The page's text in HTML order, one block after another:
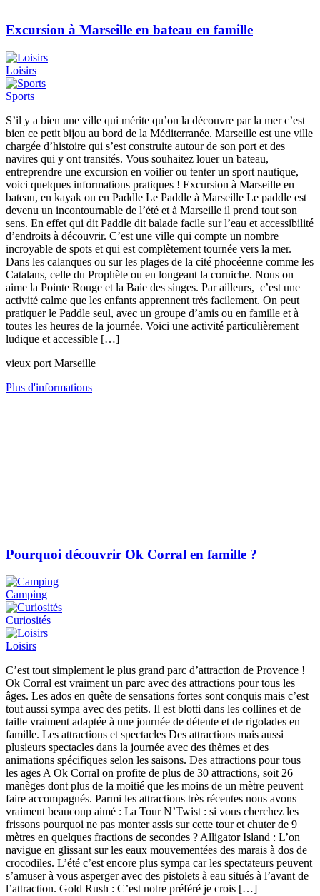
Excursion à Marseille en bateau en famille
Loisirs
Sports
S’il y a bien une ville qui mérite qu’on la découvre par la mer c’est
bien ce petit bijou au bord de la Méditerranée. Marseille est une ville
chargée d’histoire qui s’est construite autour de son port et des
navires qui y ont transités. Vous souhaitez louer un bateau,
entreprendre une excursion en voilier ou tenter un sport nautique,
voici quelques informations pratiques ! Excursion à Marseille en
bateau, en kayak ou en Paddle Le Paddle à Marseille Le paddle est
devenu un incontournable de l’été et à Marseille il prend tout son
sens. En effet qui dit Paddle dit balade facile sur l’eau et accessibilité
d’endroits à découvrir. C’est une ville qui compte un nombre
incroyable de spots et qui est complètement tournée vers la mer.
Dans les calanques ou sur les plages de la cité phocéenne comme les
Catalans, celle du Prophète ou en longeant la corniche. Nous on
aime la Pointe Rouge et la Baie des singes. Par ailleurs, c’est une
activité calme que les enfants apprennent très facilement. On peut
pratiquer le Paddle seul, avec un groupe d’amis ou en famille et à
toutes les heures de la journée. Voici une activité particulièrement
ludique et accessible […]
vieux port Marseille
Plus d'informations
Pourquoi découvrir Ok Corral en famille ?
Camping
Curiosités
Loisirs
C’est tout simplement le plus grand parc d’attraction de Provence !
Ok Corral est vraiment un parc avec des attractions pour tous les
âges. Les ados en quête de sensations fortes sont conquis mais c’est
tout aussi sympa avec des petits. Il est blotti dans les collines et de
taille vraiment adaptée à une journée de détente et de rigolades en
famille. Les attractions et spectacles Des attractions mais aussi
plusieurs spectacles dans la journée avec des thèmes et des
animations spécifiques selon les saisons. Des attractions pour tous
les ages A Ok Corral on profite de plus de 30 attractions, soit 26
manèges dont plus de la moitié que les moins de un mètre peuvent
faire accompagnés. Parmi les attractions très récentes nous avons
vraiment beaucoup aimé : La Tour N’Twist : si vous cherchez les
frissons pourquoi ne pas monter assis sur cette tour et chuter de 9
mètres en quelques fractions de secondes ? Alligator Island : L’on
navigue en glissant sur les eaux mouvementées des marais à dos de
crocodiles. L’été c’est encore plus sympa car les spectateurs peuvent
s’amuser à vous asperger avec des pistolets à eau situés à l’avant de
l’attraction. Gold Rush : C’est notre préféré je crois […]